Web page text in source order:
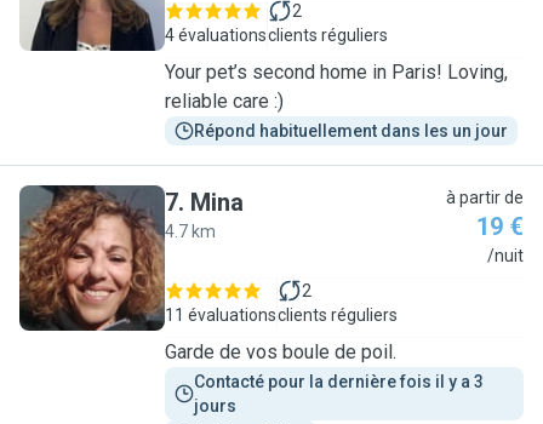
4 évaluations
2
clients réguliers
Your pet’s second home in Paris! Loving,
reliable care :)
Répond habituellement dans les un jour
M
7. Mina
4.7 km
à partir de
19 €
/nuit
11 évaluations
2
clients réguliers
Garde de vos boule de poil.
Contacté pour la dernière fois il y a 3
jours